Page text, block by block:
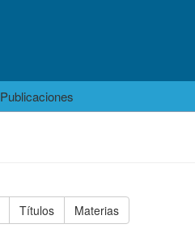
Publicaciones
Títulos Materias